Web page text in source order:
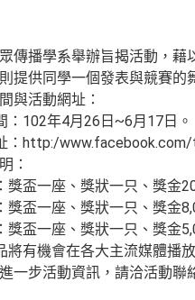
傳播學系舉辦旨揭活動，
提供同學一個發表與競賽的
與活動網址：
：102年4月26日~6月17日。
：http:/www.facebook.com/
：
獎盃一座、獎狀一只、獎金
獎盃一座、獎狀一只、獎金
獎盃一座、獎狀一只、獎金
將有機會在各大主流媒體播放
一步活動資訊，請洽活動聯